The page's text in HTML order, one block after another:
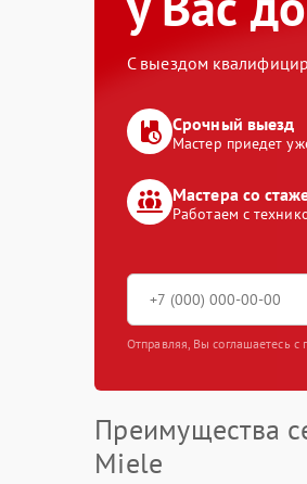
С выездом
Срочный выезд
Мастер приедет
Мастера со
Работаем с
Отправляя, Вы соглашаетесь
Преимущества
Miele